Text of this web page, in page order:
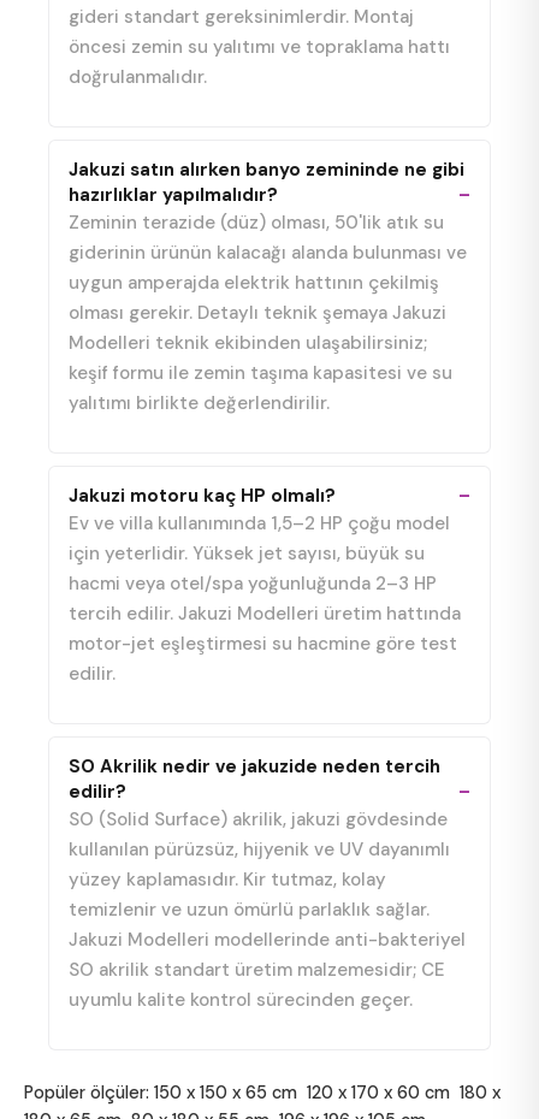
gideri standart gereksinimlerdir. Montaj
öncesi zemin su yalıtımı ve topraklama hattı
doğrulanmalıdır.
Jakuzi satın alırken banyo zemininde ne gibi
hazırlıklar yapılmalıdır?
Zeminin terazide (düz) olması, 50'lik atık su
giderinin ürünün kalacağı alanda bulunması ve
uygun amperajda elektrik hattının çekilmiş
olması gerekir. Detaylı teknik şemaya Jakuzi
Modelleri teknik ekibinden ulaşabilirsiniz;
keşif formu ile zemin taşıma kapasitesi ve su
yalıtımı birlikte değerlendirilir.
Jakuzi motoru kaç HP olmalı?
Ev ve villa kullanımında 1,5–2 HP çoğu model
için yeterlidir. Yüksek jet sayısı, büyük su
hacmi veya otel/spa yoğunluğunda 2–3 HP
tercih edilir. Jakuzi Modelleri üretim hattında
motor-jet eşleştirmesi su hacmine göre test
edilir.
SO Akrilik nedir ve jakuzide neden tercih
edilir?
SO (Solid Surface) akrilik, jakuzi gövdesinde
kullanılan pürüzsüz, hijyenik ve UV dayanımlı
yüzey kaplamasıdır. Kir tutmaz, kolay
temizlenir ve uzun ömürlü parlaklık sağlar.
Jakuzi Modelleri modellerinde anti-bakteriyel
SO akrilik standart üretim malzemesidir; CE
uyumlu kalite kontrol sürecinden geçer.
Popüler ölçüler: 150 x 150 x 65 cm 120 x 170 x 60 cm 180 x